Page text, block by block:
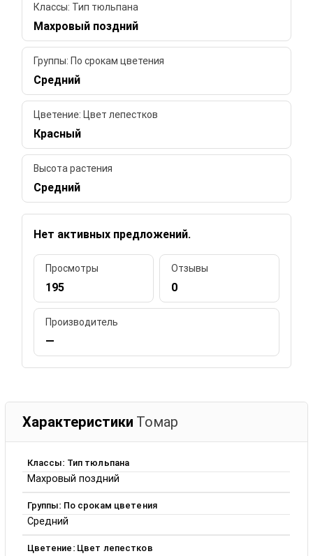
Классы: Тип тюльпана
Махровый поздний
Группы: По срокам цветения
Средний
Цветение: Цвет лепестков
Красный
Высота растения
Средний
Нет активных предложений.
Просмотры
195
Отзывы
0
Производитель
—
Характеристики Томар
Классы: Тип тюльпана
Махровый поздний
Группы: По срокам цветения
Средний
Цветение: Цвет лепестков